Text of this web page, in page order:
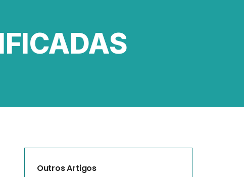
Outros Artigos